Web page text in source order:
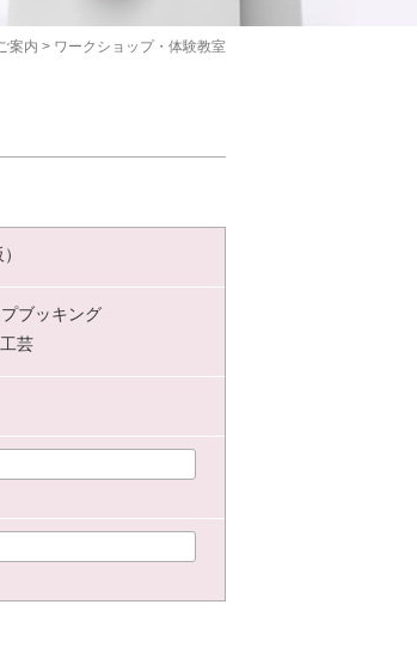
案内 > ワークショップ・体験教室
ブッキング
芸